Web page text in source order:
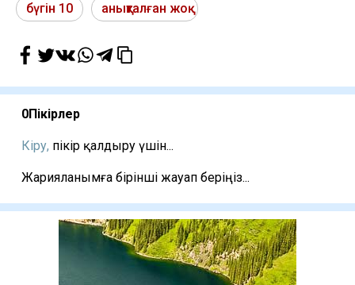
бүгін 10 анықталған жоқ
0Пікірлер
Кіру, пікір қалдыру үшін...
Жарияланымға бірінші жауап беріңіз...